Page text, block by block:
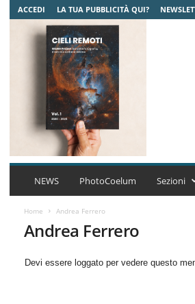
ACCEDI LA TUA PUBBLICITÀ QUI?
C
s
NEWS PhotoCoelum Sezioni
Home Andrea Ferrero
Andrea Ferrero
Devi essere loggato per vedere questo